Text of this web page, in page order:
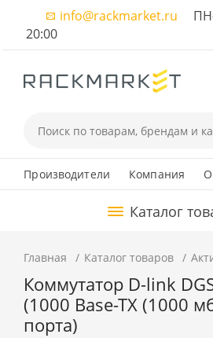
info@rackmarket.ru ПН-
20:00
Производители Компания
Каталог
Главная Каталог товаров
Коммутатор D-link
(1000 Base-TX (1000
порта)